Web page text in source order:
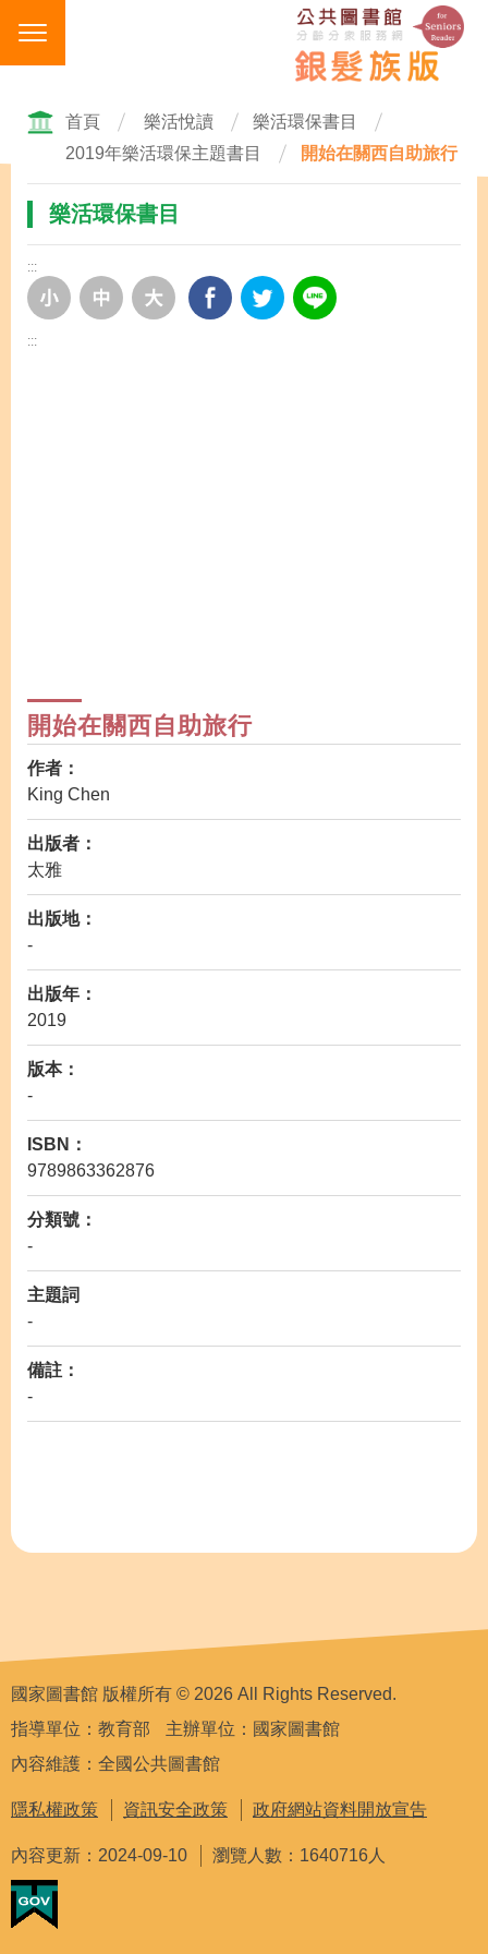
主
區
首頁 樂活悅讀
樂活環保書目
2019年樂活環保主題書目
開始在關西自助旅行
樂活環保書目
:::
:::
開始在關西自助旅行
作者：
King Chen
出版者：
太雅
出版地：
-
出版年：
2019
版本：
-
ISBN：
9789863362876
分類號：
-
主題詞
-
備註：
-
國家圖書館 版權所有 © 2026 All Rights Reserved.
指導單位：教育部
主辦單位：國家圖書館
內容維護：全國公共圖書館
隱私權政策 資訊安全政策 政府網站資料開放宣告
內容更新：2024-09-10 瀏覽人數：1640716人